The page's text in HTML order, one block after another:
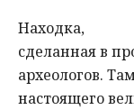
Находка,
сделанная в
археологов.
настоящего